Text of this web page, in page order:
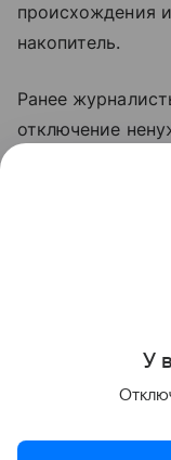
происхождения
накопитель.
Ранее
отключение
«Рекомендации
У